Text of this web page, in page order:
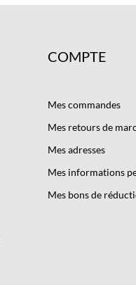
COMPTE
Mes commandes
Mes retours de
Mes adresses
Mes informations
Mes bons de